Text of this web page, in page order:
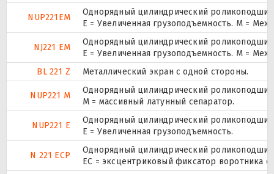
NUP221EM
Однорядный цилиндрический
E = Увеличенная грузоподъемность. М =
NJ221 EM
Однорядный цилиндрический
E = Увеличенная грузоподъемность. М =
BL 221 Z
Металлический экран с одной стороны.
NUP221 M
Однорядный цилиндрический
M = массивный латунный сепаратор.
NUP221 E
Однорядный цилиндрический
Е = Увеличенная грузоподъемность.
N 221 ECP
Однорядный цилиндрический
ЕС = эксцентриковый фиксатор воротника